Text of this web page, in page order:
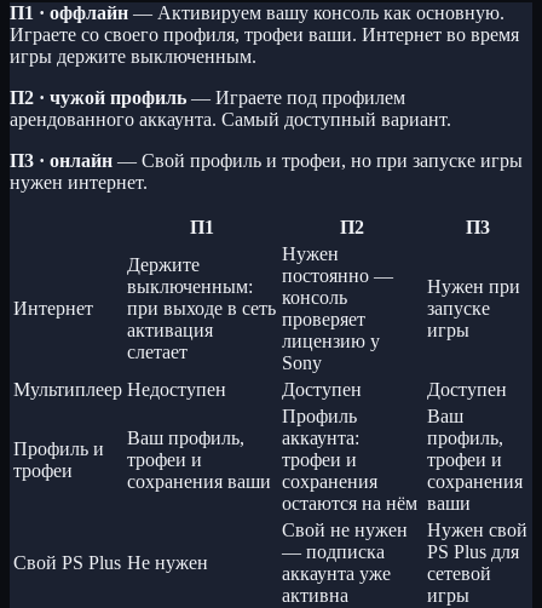
П1 · оффлайн — Активируем вашу консоль как основную.
Играете со своего профиля, трофеи ваши. Интернет во время
игры держите выключенным.
П2 · чужой профиль — Играете под профилем
арендованного аккаунта. Самый доступный вариант.
П3 · онлайн — Свой профиль и трофеи, но при запуске игры
нужен интернет.
П1 П2 П3
Интернет
Держите
выключенным:
при выходе в сеть
активация
слетает
Нужен
постоянно —
консоль
проверяет
лицензию у
Sony
Нужен при
запуске
игры
Мультиплеер Недоступен Доступен Доступен
Профиль и
трофеи
Ваш профиль,
трофеи и
сохранения ваши
Профиль
аккаунта:
трофеи и
сохранения
остаются на нём
Ваш
профиль,
трофеи и
сохранения
ваши
Свой PS Plus Не нужен
Свой не нужен
— подписка
аккаунта уже
активна
Нужен свой
PS Plus для
сетевой
игры